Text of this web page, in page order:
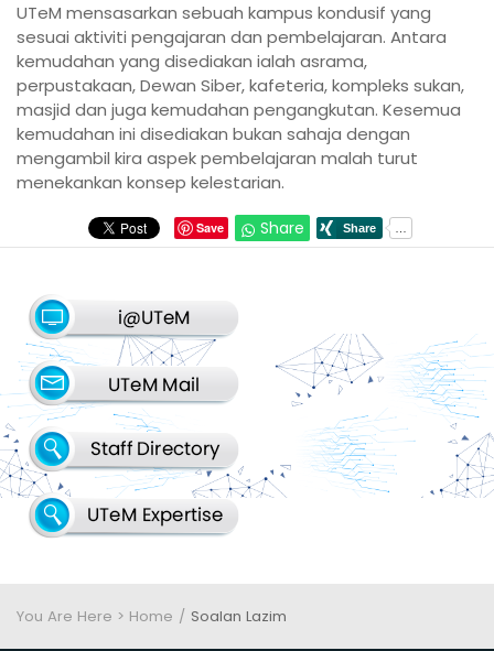
UTeM mensasarkan sebuah kampus kondusif yang
sesuai aktiviti pengajaran dan pembelajaran. Antara
kemudahan yang disediakan ialah asrama,
perpustakaan, Dewan Siber, kafeteria, kompleks sukan,
masjid dan juga kemudahan pengangkutan. Kesemua
kemudahan ini disediakan bukan sahaja dengan
mengambil kira aspek pembelajaran malah turut
menekankan konsep kelestarian.
Save Share
You Are Here > Home Soalan Lazim